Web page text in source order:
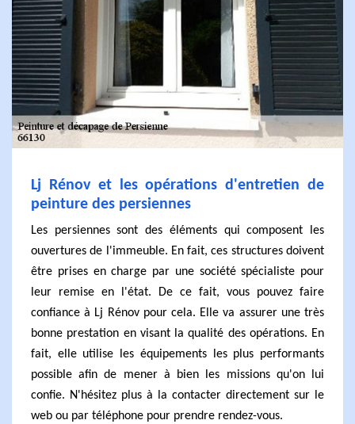
Lj Rénov et les opérations d'entretien de
peinture des persiennes
Les persiennes sont des éléments qui composent les
ouvertures de l'immeuble. En fait, ces structures doivent
être prises en charge par une société spécialiste pour
leur remise en l'état. De ce fait, vous pouvez faire
confiance à Lj Rénov pour cela. Elle va assurer une très
bonne prestation en visant la qualité des opérations. En
fait, elle utilise les équipements les plus performants
possible afin de mener à bien les missions qu'on lui
confie. N'hésitez plus à la contacter directement sur le
web ou par téléphone pour prendre rendez-vous.